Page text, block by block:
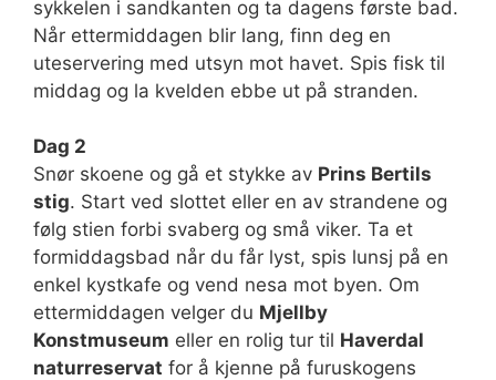
sykkelen i sandkanten og ta dagens første bad.
Når ettermiddagen blir lang, finn deg en
uteservering med utsyn mot havet. Spis fisk til
middag og la kvelden ebbe ut på stranden.
Dag 2
Snør skoene og gå et stykke av Prins Bertils
stig. Start ved slottet eller en av strandene og
følg stien forbi svaberg og små viker. Ta et
formiddagsbad når du får lyst, spis lunsj på en
enkel kystkafe og vend nesa mot byen. Om
ettermiddagen velger du Mjellby
Konstmuseum eller en rolig tur til Haverdal
naturreservat for å kjenne på furuskogens